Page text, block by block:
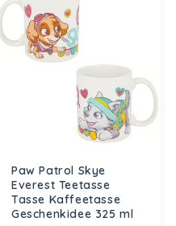
Paw Patrol Skye
Everest Teetasse
Tasse Kaffeetasse
Geschenkidee 325 ml